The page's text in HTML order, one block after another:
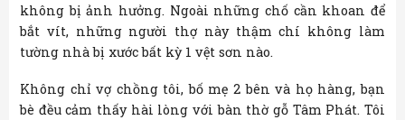
không bị ảnh hưởng. Ngoài những chố cần khoan để
bắt vít, những người thợ này thậm chí không làm
tường nhà bị xước bất kỳ 1 vệt sơn nào.
Không chỉ vợ chồng tôi, bố mẹ 2 bên và họ hàng, bạn
bè đều cảm thấy hài lòng với bàn thờ gỗ Tâm Phát. Tôi